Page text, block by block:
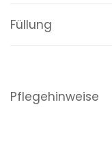
Füllung
Pflegehinweise